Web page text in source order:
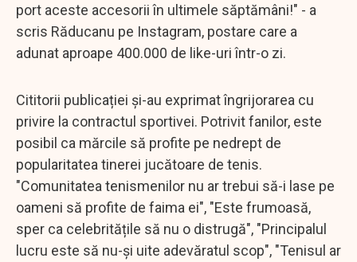
port aceste accesorii în ultimele săptămâni!" - a
scris Răducanu pe Instagram, postare care a
adunat aproape 400.000 de like-uri într-o zi.
Cititorii publicației și-au exprimat îngrijorarea cu
privire la contractul sportivei. Potrivit fanilor, este
posibil ca mărcile să profite pe nedrept de
popularitatea tinerei jucătoare de tenis.
"Comunitatea tenismenilor nu ar trebui să-i lase pe
oameni să profite de faima ei", "Este frumoasă,
sper ca celebritățile să nu o distrugă", "Principalul
lucru este să nu-și uite adevăratul scop", "Tenisul ar